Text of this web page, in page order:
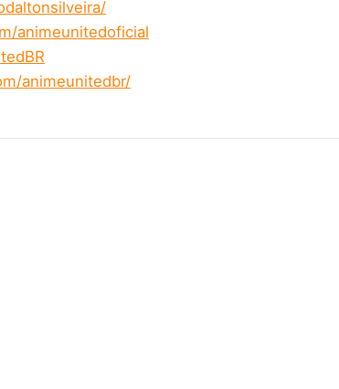
animeunitedoficial
animeunitedbr/